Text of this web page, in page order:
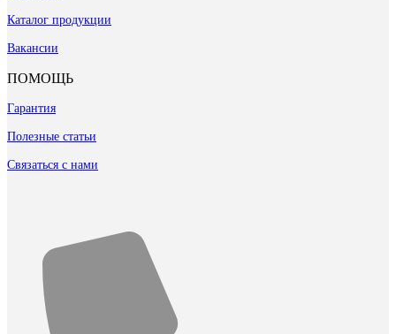
Каталог продукции
Вакансии
ПОМОЩЬ
Гарантия
Полезные статьи
Связаться с нами